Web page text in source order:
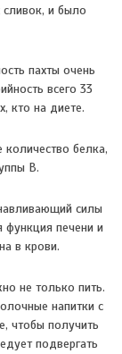
сливок, и было
пахты очень
всего 33
кто на диете.
количество белка,
В.
силы
функция печени и
в крови.
не только пить.
напитки с
чтобы получить
подвергать